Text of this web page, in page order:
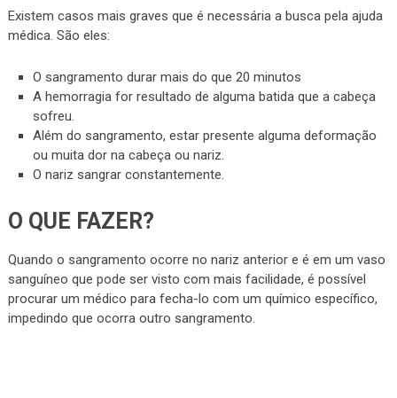
Existem casos mais graves que é necessária a busca pela ajuda
médica. São eles:
O sangramento durar mais do que 20 minutos
A hemorragia for resultado de alguma batida que a cabeça
sofreu.
Além do sangramento, estar presente alguma deformação
ou muita dor na cabeça ou nariz.
O nariz sangrar constantemente.
O QUE FAZER?
Quando o sangramento ocorre no nariz anterior e é em um vaso
sanguíneo que pode ser visto com mais facilidade, é possível
procurar um médico para fecha-lo com um químico específico,
impedindo que ocorra outro sangramento.